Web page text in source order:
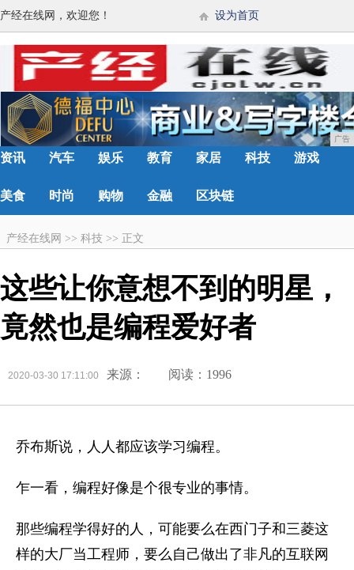
产经在线网，欢迎您！ 设为首页
广告
资讯 汽车 娱乐 教育 家居 科技 游戏
美食 时尚 购物 金融 区块链
产经在线网 >> 科技 >> 正文
这些让你意想不到的明星，
竟然也是编程爱好者
2020-03-30 17:11:00 来源： 阅读：1996
乔布斯说，人人都应该学习编程。
乍一看，编程好像是个很专业的事情。
那些编程学得好的人，可能要么在西门子和三菱这
样的大厂当工程师，要么自己做出了非凡的互联网